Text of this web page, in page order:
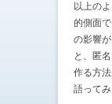
以上の
的側面
の影響
と、匿
作る方
語ってみ